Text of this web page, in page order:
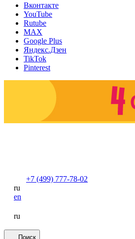
Вконтакте
YouTube
Rutube
MAX
Google Plus
Яндекс.Дзен
TikTok
Pinterest
+7 (499) 777-78-02
ru
en
ru
Поиск